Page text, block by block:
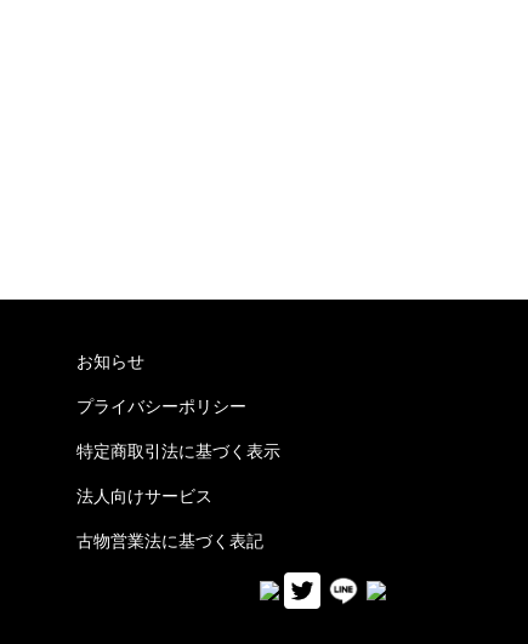
お知らせ
プライバシーポリシー
特定商取引法に基づく表示
法人向けサービス
古物営業法に基づく表記